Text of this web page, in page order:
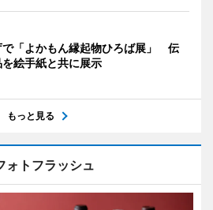
で「よかもん縁起物ひろば展」 伝
絵手紙と共に展示
もっと見る
ォトフラッシュ